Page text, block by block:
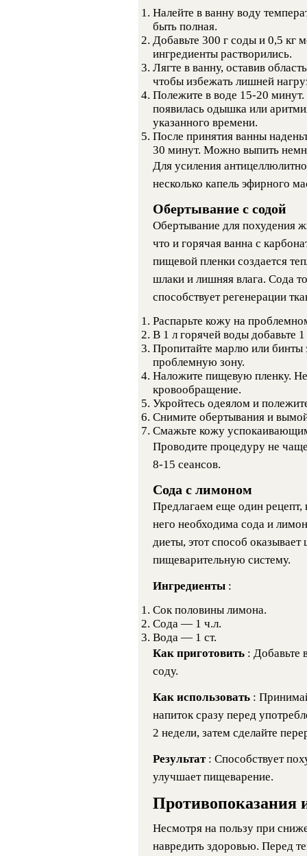
Налейте в ванну воду
быть полная.
Добавьте 300 г соды и 0,5 кг
ингредиенты растворились.
Лягте в ванну, оставив
чтобы избежать лишней
Полежите в воде 15-20
появилась одышка или
указанного времени.
После принятия ванны
30 минут. Можно выпить
Для усиления
несколько капель эфирного
Обертывание с содой
Обертывание для похудения
что и горячая ванна с
пищевой пленки создается
шлаки и лишняя влага. Сода
способствует регенерации
Распарьте кожу на
В 1 л горячей воды добавьте
Пропитайте марлю или бинты
проблемную зону.
Наложите пищевую пленку.
кровообращение.
Укройтесь одеялом и
Снимите обертывания и
Смажьте кожу
Проводите процедуру не
8-15 сеансов.
Сода с лимоном
Предлагаем еще один
него необходима сода и
диеты, этот способ
пищеварительную систему.
Ингредиенты :
Сок половины лимона.
Сода — 1 ч.л.
Вода — 1 ст.
Как приготовить : Добавьте
соду.
Как использовать :
напиток сразу перед
2 недели, затем сделайте
Результат : Способствует
улучшает пищеварение.
Противопоказания
Несмотря на пользу при
навредить здоровью. Перед